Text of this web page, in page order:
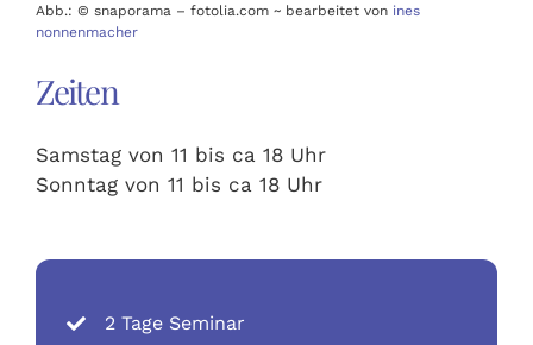
Abb.: © snaporama – fotolia.com ~ bearbeitet von ines
nonnenmacher
Zeiten
Samstag von 11 bis ca 18 Uhr
Sonntag von 11 bis ca 18 Uhr
2 Tage Seminar